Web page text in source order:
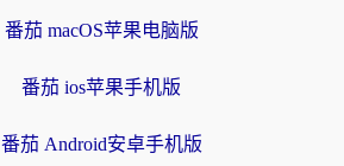
番茄 macOS苹果电脑版
番茄 ios苹果手机版
番茄 Android安卓手机版